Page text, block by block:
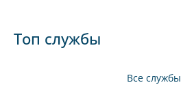
Топ службы
Все службы